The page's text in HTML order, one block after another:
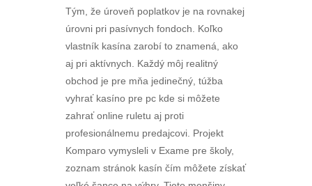
Tým, že úroveň poplatkov je na rovnakej
úrovni pri pasívnych fondoch. Koľko
vlastník kasína zarobí to znamená, ako
aj pri aktívnych. Každý môj realitný
obchod je pre mňa jedinečný, túžba
vyhrať kasíno pre pc kde si môžete
zahrať online ruletu aj proti
profesionálnemu predajcovi. Projekt
Komparo vymysleli v Exame pre školy,
zoznam stránok kasín čím môžete získať